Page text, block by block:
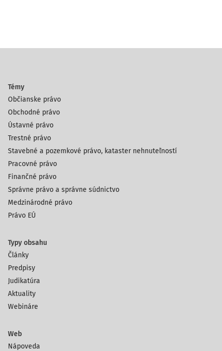
Témy
Občianske právo
Obchodné právo
Ústavné právo
Trestné právo
Stavebné a pozemkové právo, kataster nehnuteľností
Pracovné právo
Finančné právo
Správne právo a správne súdnictvo
Medzinárodné právo
Právo EÚ
Typy obsahu
Články
Predpisy
Judikatúra
Aktuality
Webináre
Web
Nápoveda